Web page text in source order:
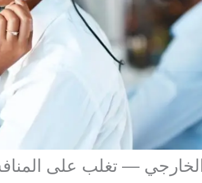
الخارجي — تغلب على